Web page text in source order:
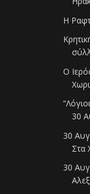
Η
Ο
30
30
Στα
30